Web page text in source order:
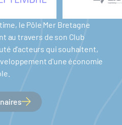
le Pôle Mer Bretagne
au travers de son Club
d'acteurs qui souhaitent,
d'une économie